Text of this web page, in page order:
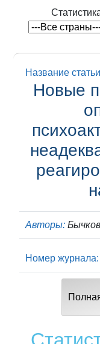
Название
Новые
Авторы:
Номер журнала: